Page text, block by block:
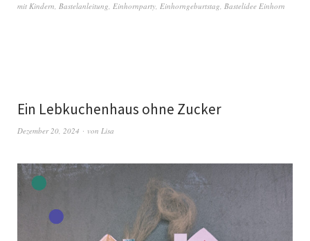
mit Kindern, Bastelanleitung, Einhornparty, Einhorngeburtstag, Bastelidee Einhorn
Ein Lebkuchenhaus ohne Zucker
Dezember 20, 2024 von Lisa